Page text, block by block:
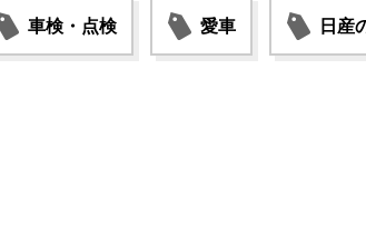
車検・点検 愛車 日産